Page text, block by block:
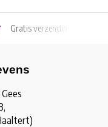
Gratis verzending vanaf